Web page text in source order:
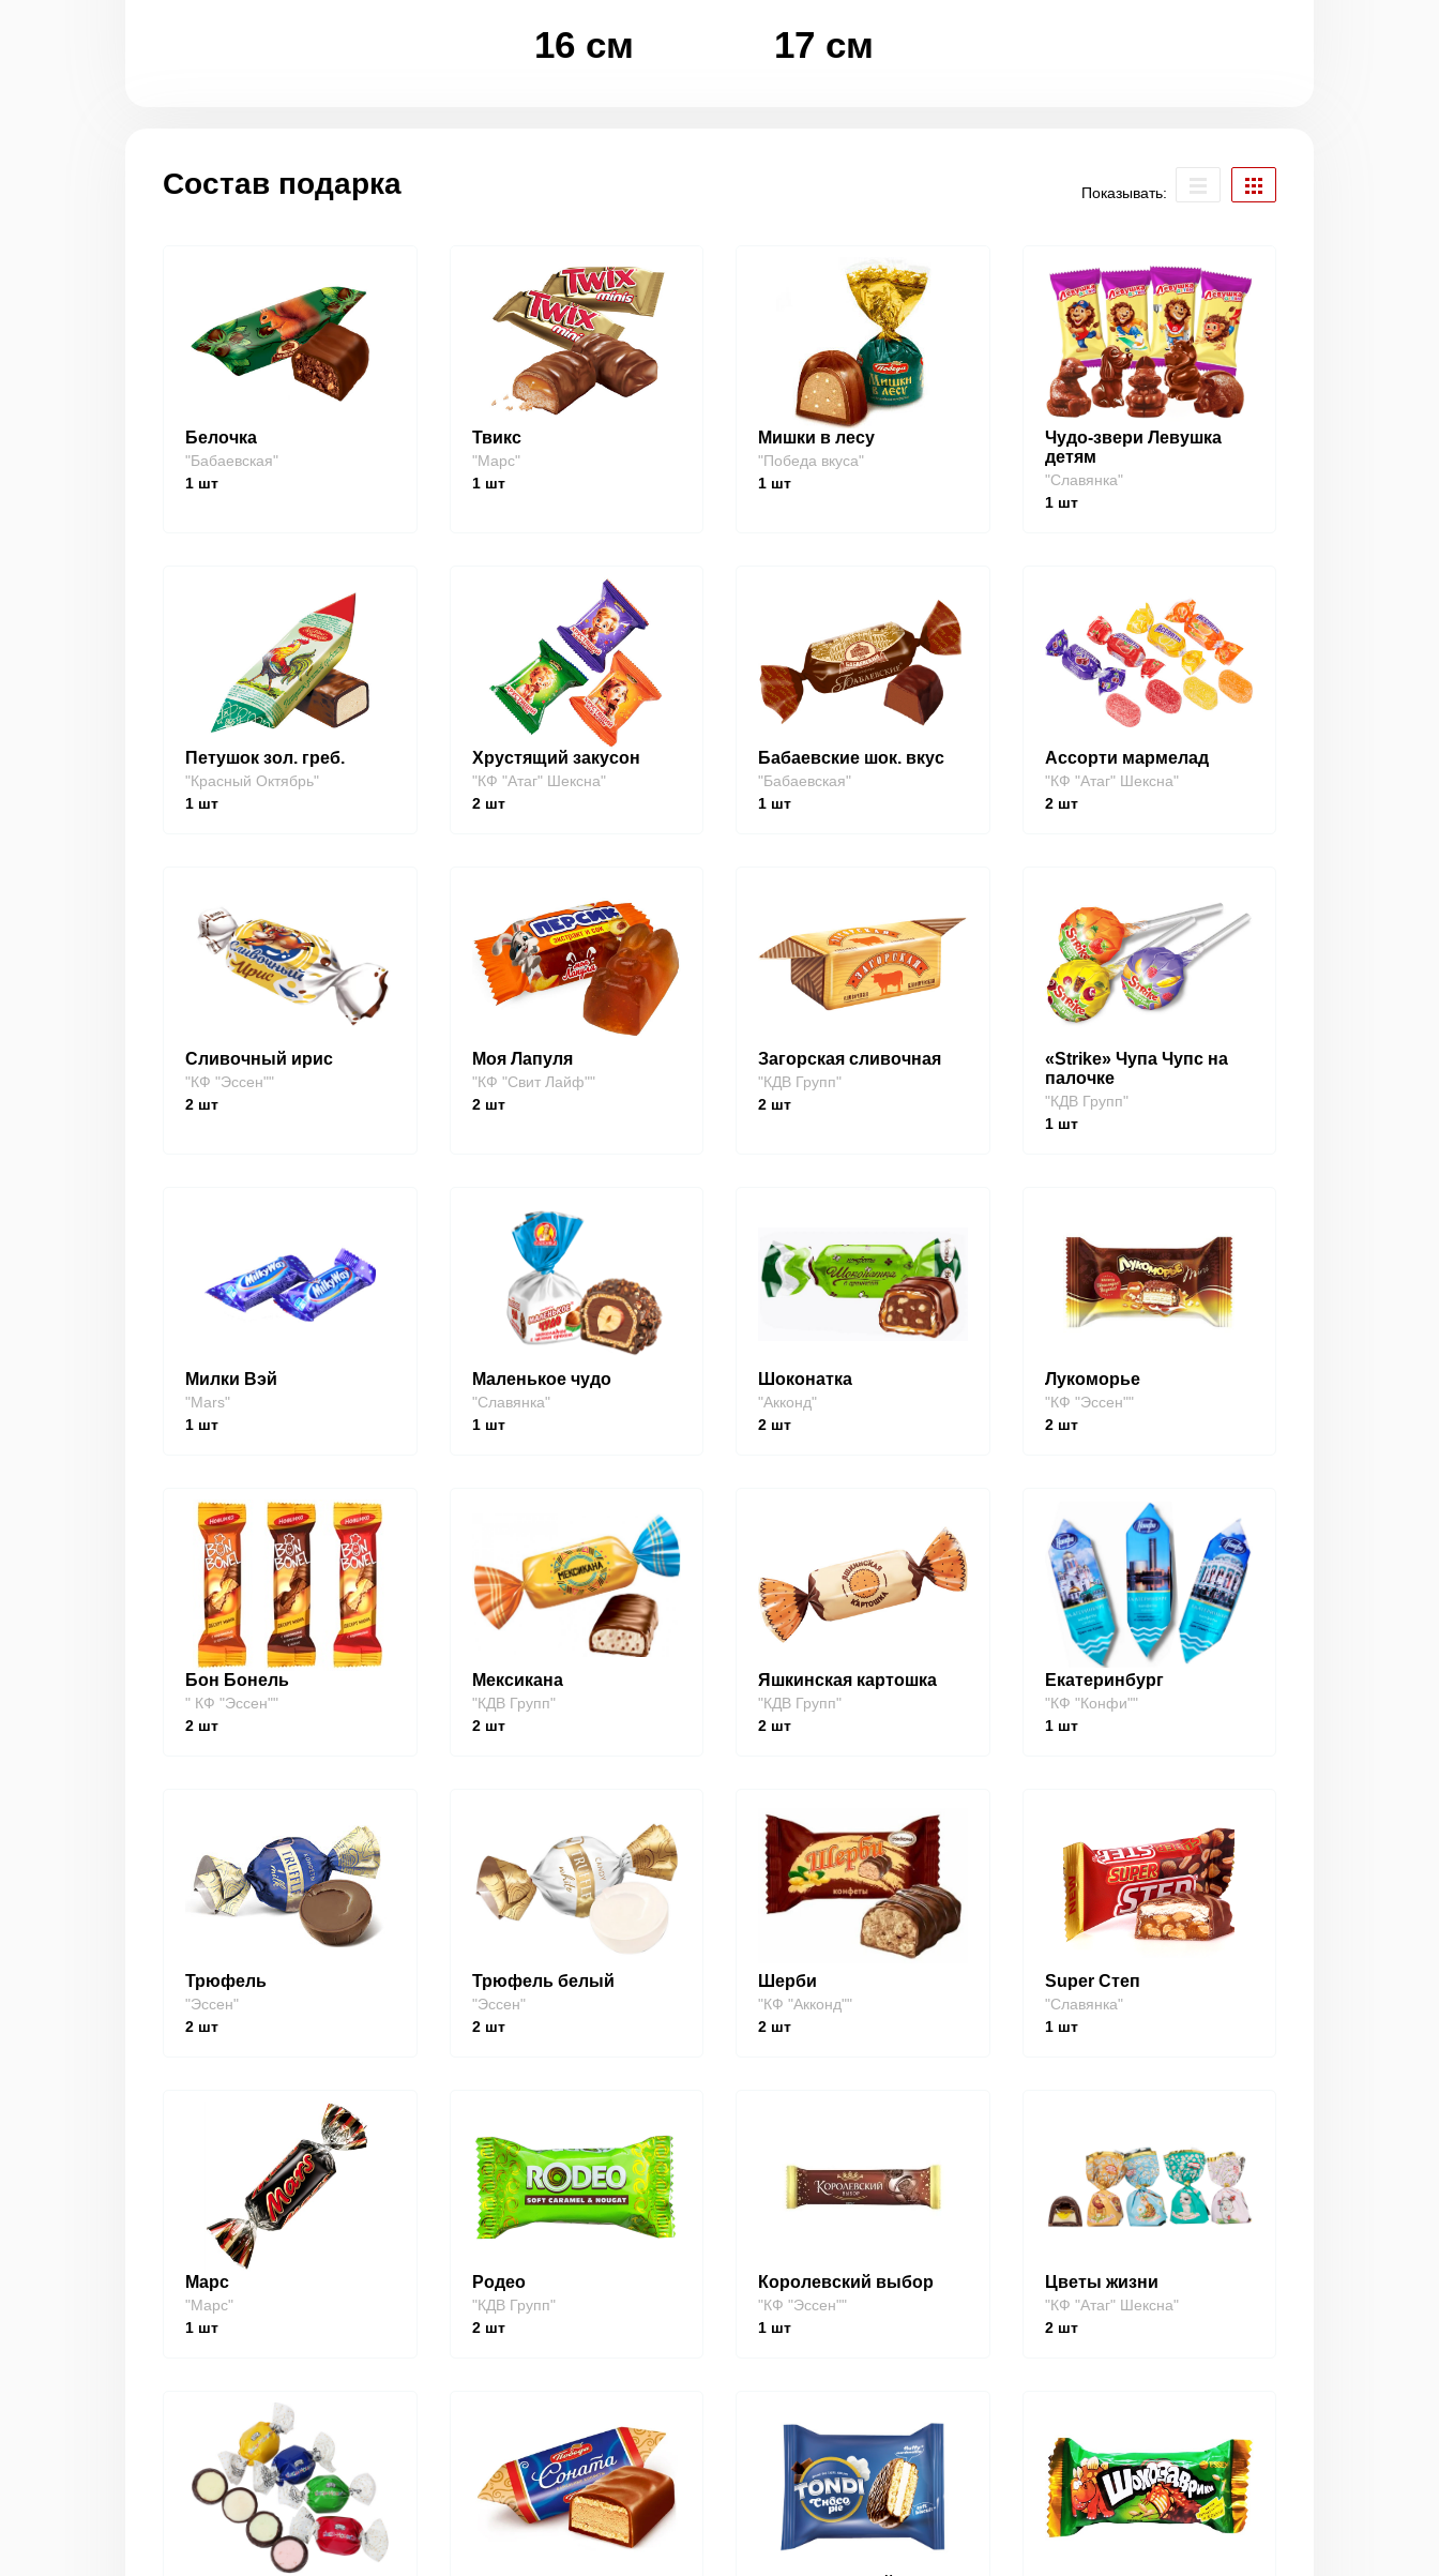
16 см 17 см
Состав подарка Показывать:
Белочка
"Бабаевская"
1 шт
Твикс
"Марс"
1шт
Мишки в лесу
"Победа вкуса"
1 шт
Чудо-звери Левушка
детям
"Славянка"
1шт
Петушок зол. греб.
"Красный Октябрь"
1 шт
Хрустящий закусон
"КФ "Атаг" Шексна"
2шт
Бабаевские шок. вкус
"Бабаевская"
1 шт
Ассорти мармелад
"КФ "Атаг" Шексна"
2шт
Сливочный ирис
"КФ "Эссен""
2 шт
Моя Лапуля
"КФ "Свит Лайф""
2шт
Загорская сливочная
"КДВ Групп"
2 шт
«Strike» Чупа Чупс на
палочке
"КДВ Групп"
1шт
Милки Вэй
"Mars"
1 шт
Маленькое чудо
"Славянка"
1шт
Шоконатка
"Акконд"
2 шт
Лукоморье
"КФ "Эссен""
2шт
Бон Бонель
" КФ "Эссен""
2 шт
Мексикана
"КДВ Групп"
2шт
Яшкинская картошка
"КДВ Групп"
2 шт
Екатеринбург
"КФ "Конфи""
1шт
Трюфель
"Эссен"
2 шт
Трюфель белый
"Эссен"
2шт
Шерби
"КФ "Акконд""
2 шт
Super Степ
"Славянка"
1шт
Марс
"Марс"
1 шт
Родео
"КДВ Групп"
2шт
Королевский выбор
"КФ "Эссен""
1 шт
Цветы жизни
"КФ "Атаг" Шексна"
2шт